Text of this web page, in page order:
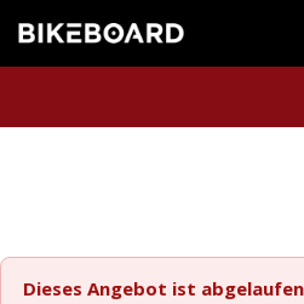
Dieses Angebot ist abgelaufen